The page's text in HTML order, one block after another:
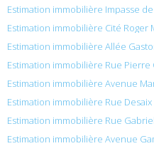
Estimation immobilière Impasse
Estimation immobilière Cité Roger
Estimation immobilière Allée
Estimation immobilière Rue Pierre
Estimation immobilière Avenue
Estimation immobilière Rue
Estimation immobilière Rue
Estimation immobilière Avenue